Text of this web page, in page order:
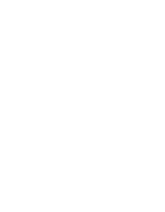
«La situación ha
siendo el
sido un
acuerdo. No se
cobrado menos